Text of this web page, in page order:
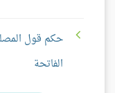
حكم قول
الفاتحة